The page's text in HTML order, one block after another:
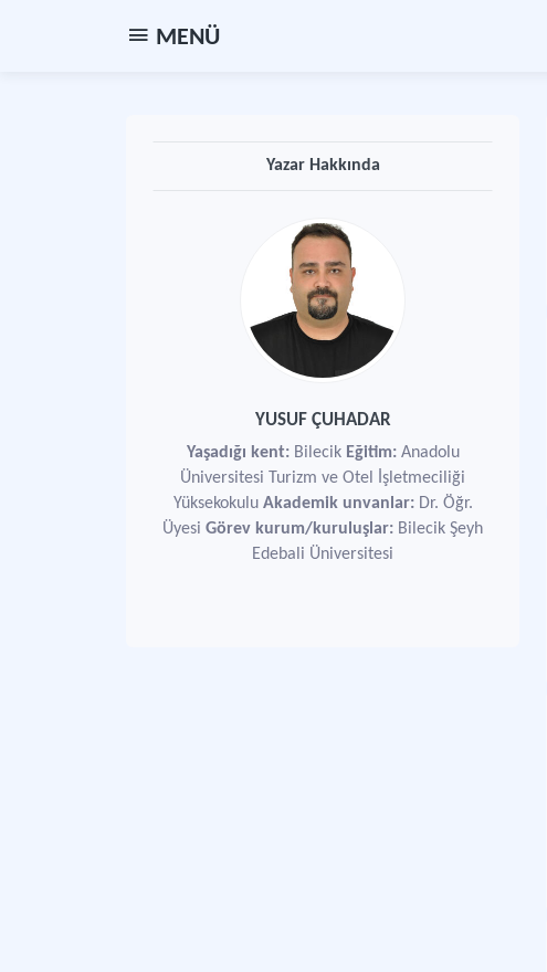
MENÜ
Yazar Hakkında
YUSUF ÇUHADAR
Yaşadığı kent:Bilecik Eğitim:Anadolu
Üniversitesi Turizm ve Otel İşletmeciliği
Yüksekokulu Akademik unvanlar:Dr. Öğr.
Üyesi Görev kurum/kuruluşlar: Bilecik Şeyh
Edebali Üniversitesi